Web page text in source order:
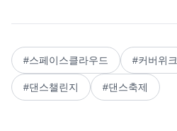
#스페이스클라우드 #커버위크
#댄스챌린지 #댄스축제